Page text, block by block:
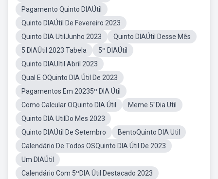
Pagamento Quinto DIAÚtil
Quinto DIAÚtil De Fevereiro 2023
Quinto DIA UtilJunho 2023
Quinto DIAÚtil Desse Mês
5 DIAÚtil 2023 Tabela
5º DIAÚtil
Quinto DIAUltil Abril 2023
Qual E OQuinto DIA Útil De 2023
Pagamentos Em 20235º DIA Útil
Como Calcular OQuinto DIA Útil
Meme 5"Dia Util
Quinto DIA UtilDo Mes 2023
Quinto DIAÚtil De Setembro
BentoQuinto DIA Util
Calendário De Todos OSQuinto DIA Útil De 2023
Um DIAÚtil
Calendário Com 5ºDIA Útil Destacado 2023